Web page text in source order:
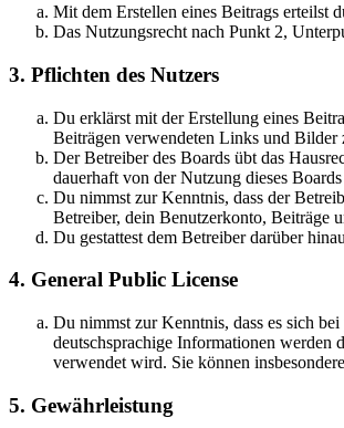
Mit dem Erstellen eines Beitrags erteilst
Das Nutzungsrecht nach Punkt 2,
3. Pflichten des Nutzers
Du erklärst mit der Erstellung eines
Beiträgen verwendeten Links und Bilder
Der Betreiber des Boards übt das
dauerhaft von der Nutzung dieses
Du nimmst zur Kenntnis, dass der
Betreiber, dein Benutzerkonto, Beiträge
Du gestattest dem Betreiber darüber
4. General Public License
Du nimmst zur Kenntnis, dass es sich
deutschsprachige Informationen
verwendet wird. Sie können
5. Gewährleistung